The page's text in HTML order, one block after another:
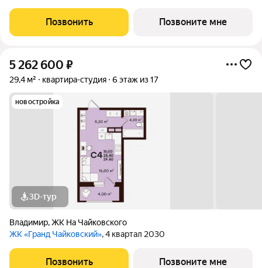
Позвонить Позвоните мне
5 262 600 ₽
29,4 м² квартира-студия 6 этаж из 17
новостройка
3D-тур
Владимир,ЖК На Чайковского
ЖК «Гранд Чайковский», 4 квартал 2030
Позвонить Позвоните мне